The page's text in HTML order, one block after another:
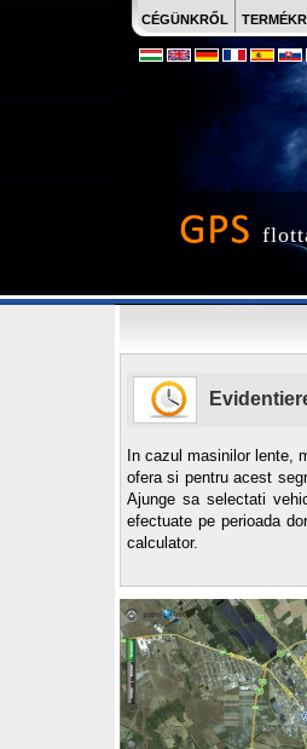
CÉGÜNKRŐL
In cazul masinilor lente,
ofera si pentru acest
Ajunge sa selectati
efectuate pe perioada
calculator.